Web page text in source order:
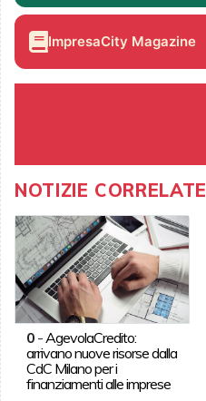
ImpresaCity Magazine
NOTIZIE CORRELATE
0- AgevolaCredito:
arrivano nuove risorse dalla
CdC Milano per i
finanziamenti alle imprese